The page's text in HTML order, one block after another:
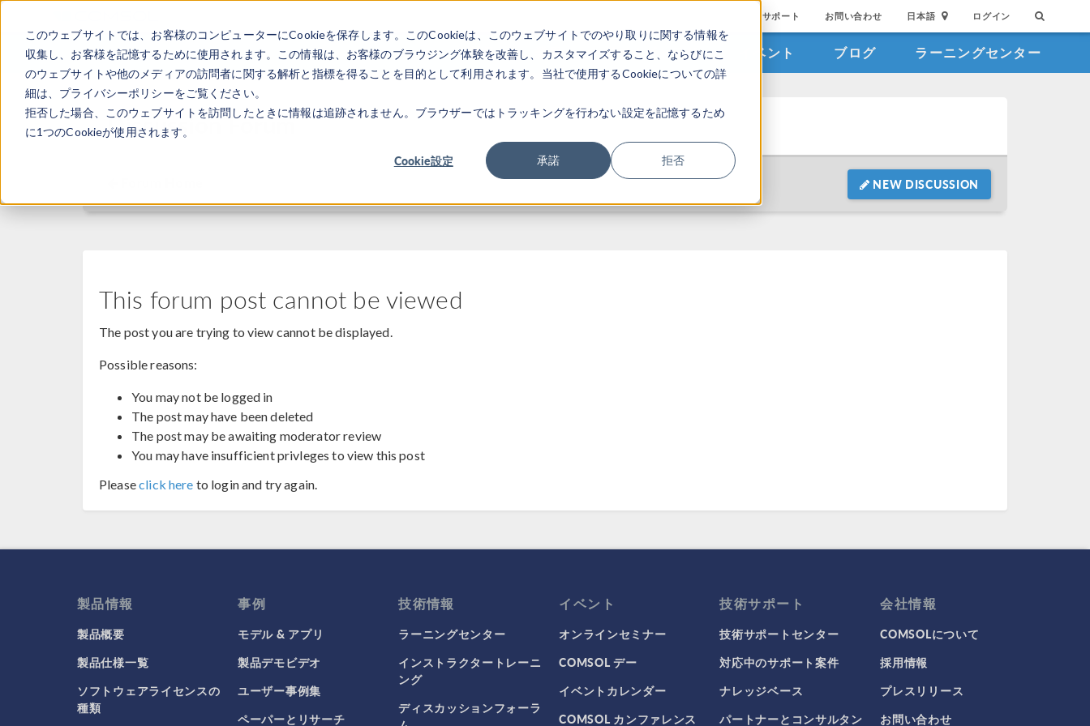
このウェブサイトでは、お客様のコンピューターにCookieを保存します。このCookieは、このウェブサイトでのやり取りに関する情報を
収集し、お客様を記憶するために使用されます。この情報は、お客様のブラウジング体験を改善し、カスタマイズすること、ならびにこ
のウェブサイトや他のメディアの訪問者に関する解析と指標を得ることを目的として利用されます。当社で使用するCookieについての詳
細は、プライバシーポリシーをご覧ください。
拒否した場合、このウェブサイトを訪問したときに情報は追跡されません。ブラウザーではトラッキングを行わない設定を記憶するため
に1つのCookieが使用されます。
Cookie設定 承諾 拒否
サポート お問い合わせ 日本語 ログイン
製品 業界 ビデオギャラリ イベント ブログ ラーニングセンター
Discussion Forum
NEW DISCUSSION
This forum post cannot be viewed
The post you are trying to view cannot be displayed.
Possible reasons:
You may not be logged in
The post may have been deleted
The post may be awaiting moderator review
You may have insufficient privleges to view this post
Pleaseclick here to login and try again.
製品情報
製品概要
製品仕様一覧
ソフトウェアライセンスの
種類
事例
モデル & アプリ
製品デモビデオ
ユーザー事例集
ペーパーとリサーチ
技術情報
ラーニングセンター
インストラクタートレーニ
ング
ディスカッションフォーラ
イベント
オンラインセミナー
COMSOL デー
イベントカレンダー
COMSOL カンファレンス
技術サポート
技術サポートセンター
対応中のサポート案件
ナレッジベース
パートナーとコンサルタン
会社情報
COMSOLについて
採用情報
プレスリリース
お問い合わせ